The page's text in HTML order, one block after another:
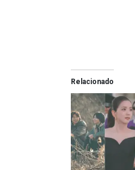
Relacionado